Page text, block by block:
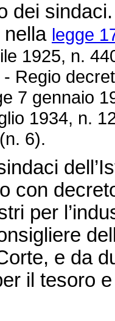
dei
nella legge
1925, n.
Regio
7 gennaio
1934, n.
6).
con
per
e da
il tesoro